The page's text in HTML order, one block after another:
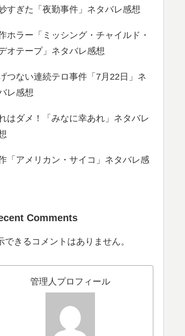
すぎた「夜勤事件」ネタバレ感想
ホラー「ミッシング・チャイルド・
オテープ」ネタバレ感想
つない連続テロ事件「7月22日」ネ
レ感想
はダメ！「みなに幸あれ」ネタバレ
「アメリカン・サイコ」ネタバレ感
Comments
できるコメントはありません。
管理人プロフィール